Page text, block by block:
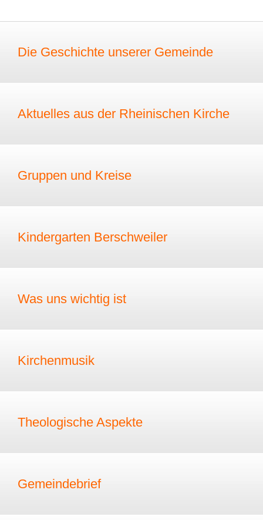
Die Geschichte unserer Gemeinde
Aktuelles aus der Rheinischen Kirche
Gruppen und Kreise
Kindergarten Berschweiler
Was uns wichtig ist
Kirchenmusik
Theologische Aspekte
Gemeindebrief